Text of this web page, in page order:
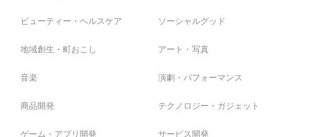
ビューティー・ヘルスケア ソーシャルグッド
地域創生・町おこし アート・写真
音楽 演劇・パフォーマンス
商品開発 テクノロジー・ガジェット
ゲーム・アプリ開発 サービス開発